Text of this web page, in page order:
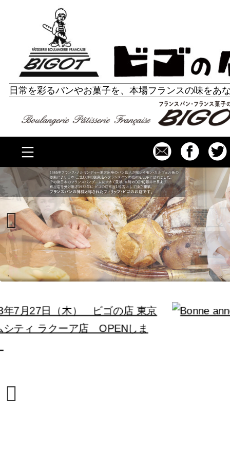
へ
プ
ビゴの店 ホームページ
日常を彩るパンやお菓子を、本場フランスの味をあ
Previous
Pause
Bonne année！2022！